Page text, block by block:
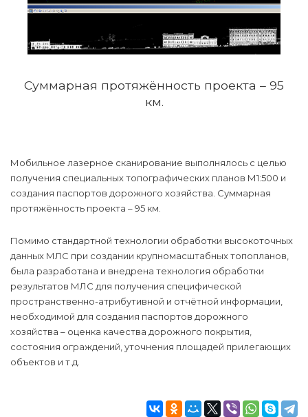
Суммарная протяжённость проекта – 95
км.
Мобильное лазерное сканирование выполнялось с целью
получения специальных топографических планов М1:500 и
создания паспортов дорожного хозяйства. Суммарная
протяжённость проекта – 95 км.
Помимо стандартной технологии обработки высокоточных
данных МЛС при создании крупномасштабных топопланов,
была разработана и внедрена технология обработки
результатов МЛС для получения специфической
пространственно-атрибутивной и отчётной информации,
необходимой для создания паспортов дорожного
хозяйства – оценка качества дорожного покрытия,
состояния ограждений, уточнения площадей прилегающих
объектов и т.д.